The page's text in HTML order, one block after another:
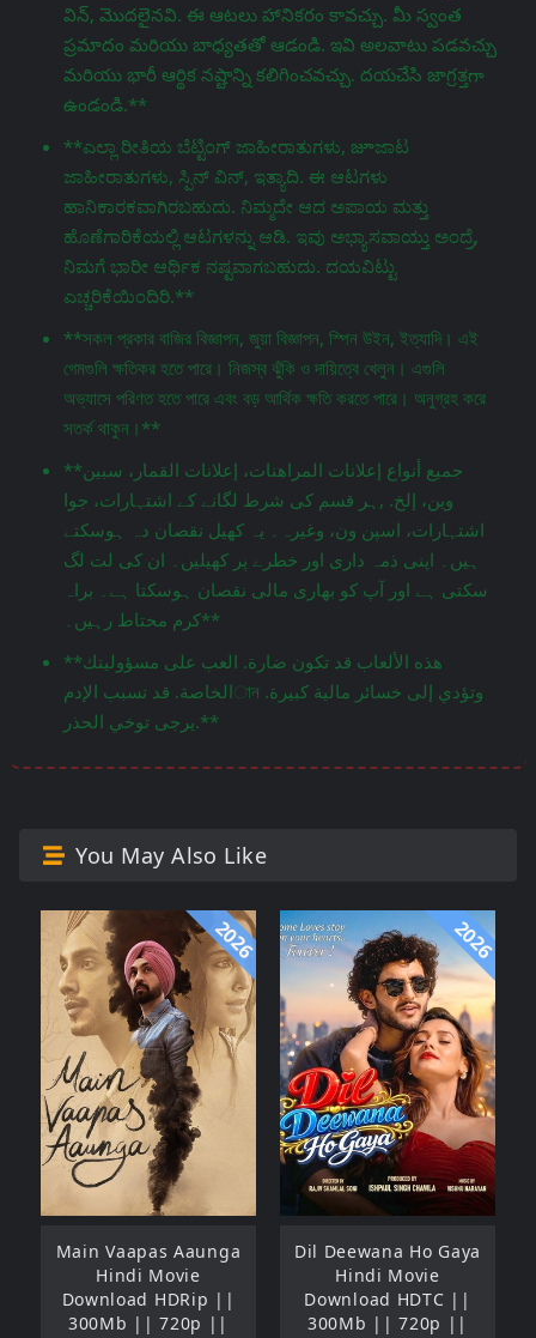
విన్, మొదలైనవి. ఈ ఆటలు హానికరం కావచ్చు. మీ స్వంత
ప్రమాదం మరియు బాధ్యతతో ఆడండి. ఇవి అలవాటు పడవచ్చు
మరియు భారీ ఆర్థిక నష్టాన్ని కలిగించవచ్చు. దయచేసి జాగ్రತ್ತగా
ఉండండి.**
**ಎಲ್ಲಾ ರೀತಿಯ ಬೆಟ್ಟಿಂಗ್ ಜಾಹೀರಾತುಗಳು, జూಜಾಟ
ಜಾಹೀರಾತುಗಳು, ಸ್ಪಿನ್ ವಿನ್, ಇತ್ಯಾದಿ. ಈ ಆಟಗಳು
ಹಾನಿಕಾರಕವಾಗಿರಬಹುದು. ನಿಮ್ಮದೇ ಆದ ಅಪಾಯ ಮತ್ತು
ಹೊಣೆಗಾರಿಕೆಯಲ್ಲಿ ಆಟಗಳನ್ನು ಆಡಿ. ಇವು ಅಭ್ಯಾಸವಾಯ್ತು ಅಂದ್ರೆ,
ನಿಮಗೆ ಭಾರೀ ಆರ್ಥಿಕ ನಷ್ಟವಾಗಬಹುದು. ದಯವಿಟ್ಟು
ಎಚ್ಚರಿಕೆಯಿಂದಿರಿ.**
**সকল প্রকার বাজির বিজ্ঞাপন, জুয়া বিজ্ঞাপন, স্পিন উইন, ইত্যাদি। এই
গেমগুলি ক্ষতিকর হতে পারে। নিজস্ব ঝুঁকি ও দায়িত্বে খেলুন। এগুলি
অভ্যাসে পরিণত হতে পারে এবং বড় আর্থিক ক্ষতি করতে পারে। অনুগ্রহ করে
সতর্ক থাকুন।**
**جميع أنواع إعلانات المراهنات، إعلانات القمار، سبين
وين، إلخ. ,ہر قسم کی شرط لگانے کے اشتہارات، جوا
اشتہارات، اسپن ون، وغیرہ۔ یہ کھیل نقصان دہ ہوسکتے
ہیں۔ اپنی ذمہ داری اور خطرے پر کھیلیں۔ ان کی لت لگ
سکتی ہے اور آپ کو بھاری مالی نقصان ہوسکتا ہے۔ براہ
کرم محتاط رہیں۔**
**هذه الألعاب قد تكون ضارة. العب على مسؤوليتك
الخاصة. قد تسبب الإدمান وتؤدي إلى خسائر مالية كبيرة.
يرجى توخي الحذر.**
You May Also Like
2026
Main Vaapas Aaunga
Hindi Movie
Download HDRip ||
300Mb || 720p ||
2026
Dil Deewana Ho Gaya
Hindi Movie
Download HDTC ||
300Mb || 720p ||